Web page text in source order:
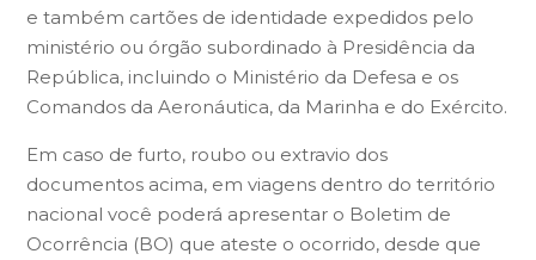
e também cartões de identidade expedidos pelo
ministério ou órgão subordinado à Presidência da
República, incluindo o Ministério da Defesa e os
Comandos da Aeronáutica, da Marinha e do Exército.
Em caso de furto, roubo ou extravio dos
documentos acima, em viagens dentro do território
nacional você poderá apresentar o Boletim de
Ocorrência (BO) que ateste o ocorrido, desde que